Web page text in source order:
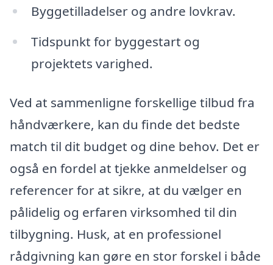
Byggetilladelser og andre lovkrav.
Tidspunkt for byggestart og
projektets varighed.
Ved at sammenligne forskellige tilbud fra
håndværkere, kan du finde det bedste
match til dit budget og dine behov. Det er
også en fordel at tjekke anmeldelser og
referencer for at sikre, at du vælger en
pålidelig og erfaren virksomhed til din
tilbygning. Husk, at en professionel
rådgivning kan gøre en stor forskel i både